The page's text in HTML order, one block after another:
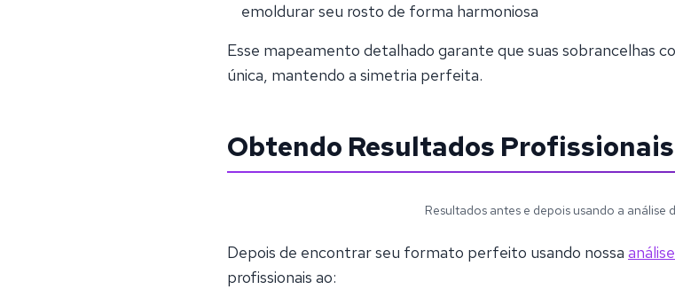
emoldurar seu rosto de forma harmoniosa
Esse mapeamento detalhado garante que suas sobrancelhas
única, mantendo a simetria perfeita.
Obtendo Resultados Profissionais
Resultados antes e depois usando a análise
Depois de encontrar seu formato perfeito usando nossa
profissionais ao: